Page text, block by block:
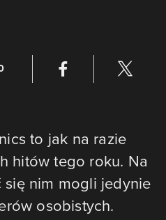
to jak na razie
hitów tego roku. Na
się nim mogli jedynie
osobistych.